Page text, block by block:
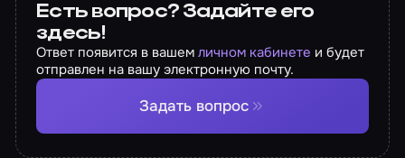
Есть вопрос? Задайте его
здесь!
Ответ появится в вашемличном кабинете и будет
отправлен на вашу электронную почту.
Задать вопрос